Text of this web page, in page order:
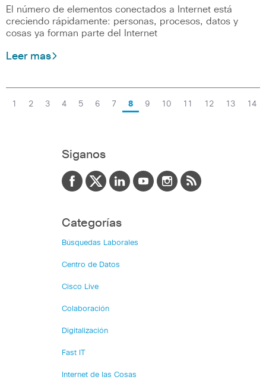
El número de elementos conectados a Internet está
creciendo rápidamente: personas, procesos, datos y
cosas ya forman parte del Internet
Leer mas
1 2 3 4 5 6 7 8 9 10 11 12 13 14
Siganos
Categorías
Búsquedas Laborales
Centro de Datos
Cisco Live
Colaboración
Digitalización
Fast IT
Internet de las Cosas